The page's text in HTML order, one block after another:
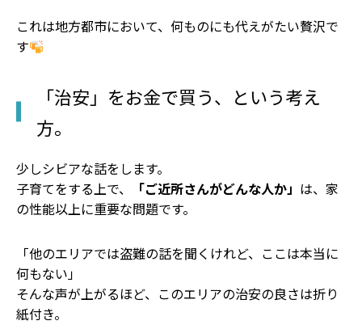
これは地方都市において、何ものにも代えがたい贅沢で
す
「治安」をお金で買う、という考え
方。
少しシビアな話をします。
子育てをする上で、
「ご近所さんがどんな人か」 は、家
の性能以上に重要な問題です。
「他のエリアでは盗難の話を聞くけれど、ここは本当に
何もない」
そんな声が上がるほど、このエリアの治安の良さは折り
紙付き。